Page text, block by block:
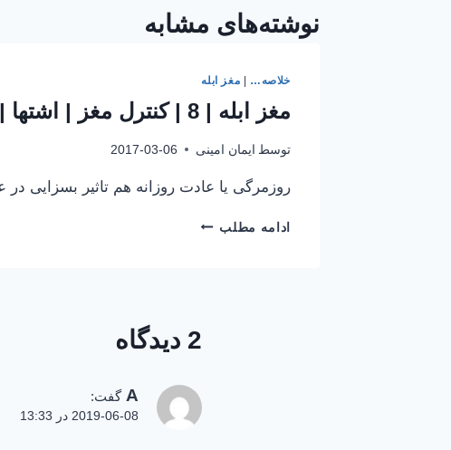
نوشته‌های مشابه
خلاصه… مغز ابله
مغز ابله | 8 | کنترل مغز | اشتها | 3 | پرخوری
توسط ایمان امینی 2017-03-06
روزمرگی یا عادت روزانه هم تاثیر
ادامه مطلب مغز
مغز2 دیدگاه
A گفت:
2019-06-08 در 13:33